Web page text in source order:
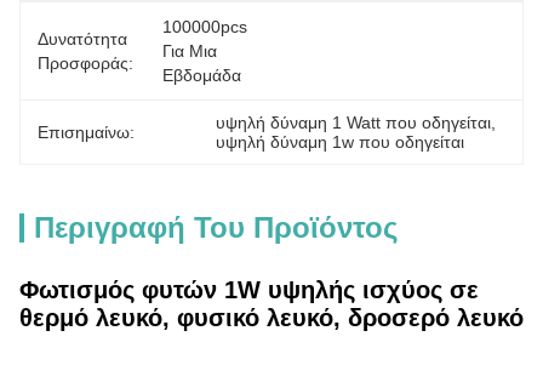
Δυνατότητα
Προσφοράς:
100000pcs
Για Μια
Εβδομάδα
Επισημαίνω: υψηλή δύναμη 1 Watt που οδηγείται
υψηλή δύναμη 1w που οδηγείται
Περιγραφή Του Προϊόντος
Φωτισμός φυτών 1W υψηλής ισχύος σε
θερμό λευκό, φυσικό λευκό, δροσερό λευκό